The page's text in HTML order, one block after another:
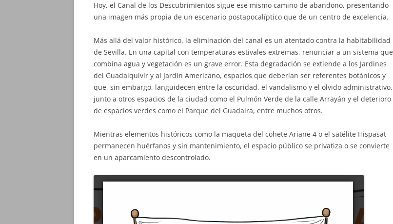
Hoy, el Canal de los Descubrimientos sigue ese mismo camino de abandono, presentando
una imagen más propia de un escenario postapocalíptico que de un centro de excelencia.
Más allá del valor histórico, la eliminación del canal es un atentado contra la habitabilidad
de Sevilla. En una capital con temperaturas estivales extremas, renunciar a un sistema que
combina agua y vegetación es un grave error. Esta degradación se extiende a los Jardines
del Guadalquivir y al Jardín Americano, espacios que deberían ser referentes botánicos y
que, sin embargo, languidecen entre la oscuridad, el vandalismo y el olvido administrativo,
junto a otros espacios de la ciudad como el Pulmón Verde de la calle Arrayán y el deterioro
de espacios verdes como el Parque del Guadaira, entre muchos otros.
Mientras elementos históricos como la maqueta del cohete Ariane 4 o el satélite Hispasat
permanecen huérfanos y sin mantenimiento, el espacio público se privatiza o se convierte
en un aparcamiento descontrolado.